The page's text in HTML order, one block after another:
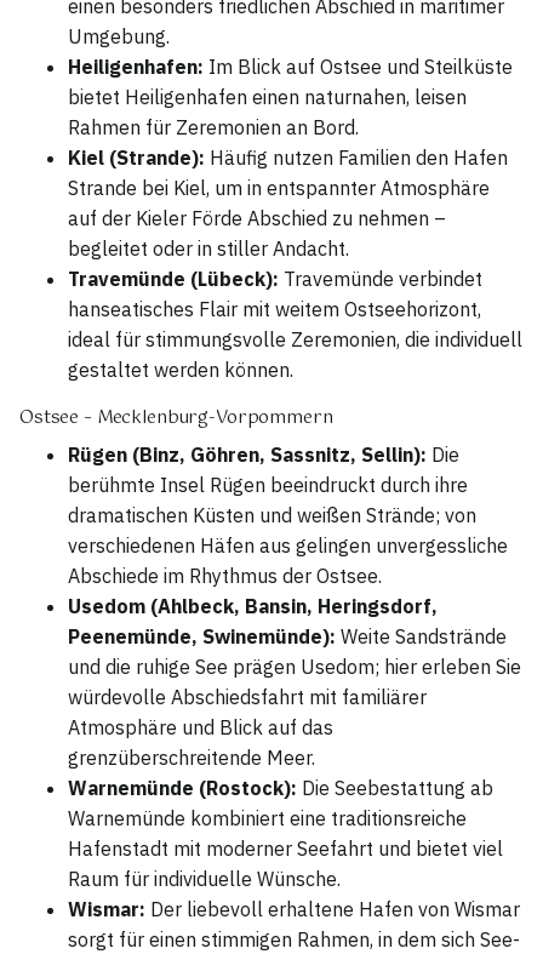
einen besonders friedlichen Abschied in maritimer
Umgebung.
Heiligenhafen: Im Blick auf Ostsee und Steilküste
bietet Heiligenhafen einen naturnahen, leisen
Rahmen für Zeremonien an Bord.
Kiel (Strande): Häufig nutzen Familien den Hafen
Strande bei Kiel, um in entspannter Atmosphäre
auf der Kieler Förde Abschied zu nehmen –
begleitet oder in stiller Andacht.
Travemünde (Lübeck): Travemünde verbindet
hanseatisches Flair mit weitem Ostseehorizont,
ideal für stimmungsvolle Zeremonien, die individuell
gestaltet werden können.
Ostsee – Mecklenburg-Vorpommern
Rügen (Binz, Göhren, Sassnitz, Sellin): Die
berühmte Insel Rügen beeindruckt durch ihre
dramatischen Küsten und weißen Strände; von
verschiedenen Häfen aus gelingen unvergessliche
Abschiede im Rhythmus der Ostsee.
Usedom (Ahlbeck, Bansin, Heringsdorf,
Peenemünde, Swinemünde): Weite Sandstrände
und die ruhige See prägen Usedom; hier erleben Sie
würdevolle Abschiedsfahrt mit familiärer
Atmosphäre und Blick auf das
grenzüberschreitende Meer.
Warnemünde (Rostock): Die Seebestattung ab
Warnemünde kombiniert eine traditionsreiche
Hafenstadt mit moderner Seefahrt und bietet viel
Raum für individuelle Wünsche.
Wismar: Der liebevoll erhaltene Hafen von Wismar
sorgt für einen stimmigen Rahmen, in dem sich See-